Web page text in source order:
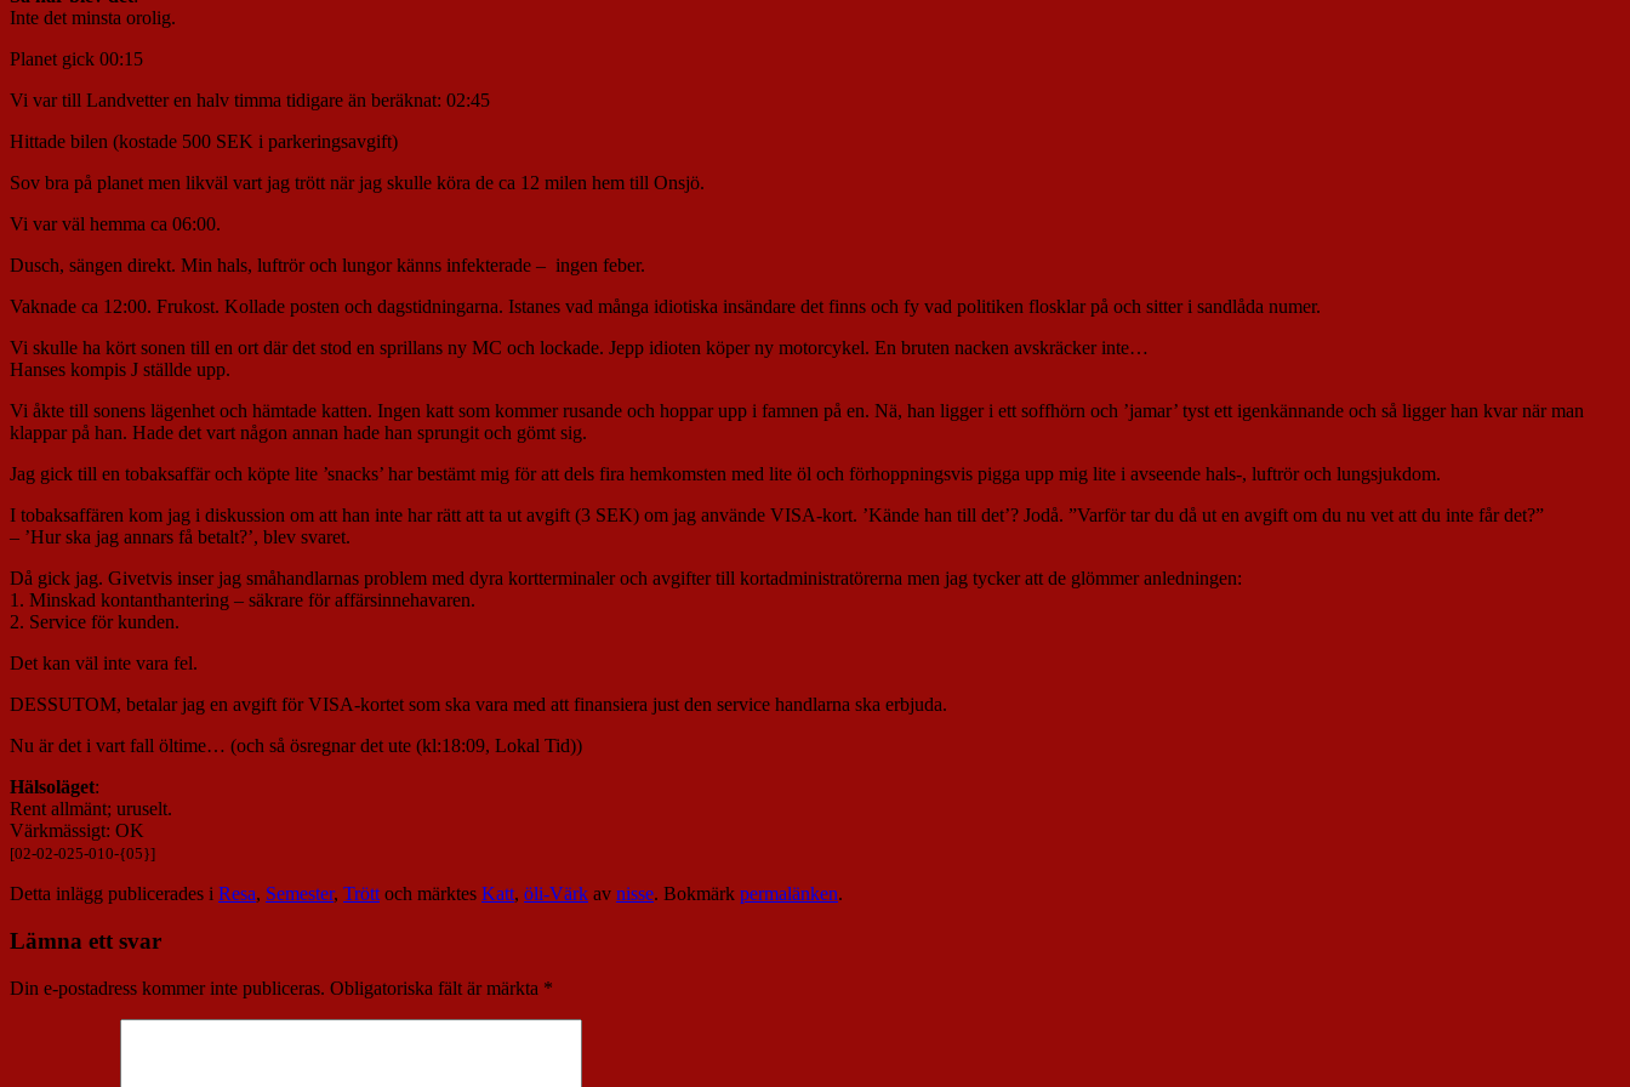
Inte det minsta orolig.
Planet gick 00:15
Vi var till Landvetter en halv timma tidigare än beräknat: 02:45
Hittade bilen (kostade 500 SEK i parkeringsavgift)
Sov bra på planet men likväl vart jag trött när jag skulle köra de ca 12 milen hem till Onsjö.
Vi var väl hemma ca 06:00.
Dusch, sängen direkt. Min hals, luftrör och lungor känns infekterade – ingen feber.
Vaknade ca 12:00. Frukost. Kollade posten och dagstidningarna. Istanes vad många idiotiska insändare det finns och fy vad politiken flosklar på och sitter i sandlåda numer.
Vi skulle ha kört sonen till en ort där det stod en sprillans ny MC och lockade. Jepp idioten köper ny motorcykel. En bruten nacken avskräcker inte…
Hanses kompis J ställde upp.
Vi åkte till sonens lägenhet och hämtade katten. Ingen katt som kommer rusande och hoppar upp i famnen på en. Nä, han ligger i ett soffhörn och ’jamar’ tyst ett igenkännande och så ligger han kvar när man
klappar på han. Hade det vart någon annan hade han sprungit och gömt sig.
Jag gick till en tobaksaffär och köpte lite ’snacks’ har bestämt mig för att dels fira hemkomsten med lite öl och förhoppningsvis pigga upp mig lite i avseende hals-, luftrör och lungsjukdom.
I tobaksaffären kom jag i diskussion om att han inte har rätt att ta ut avgift (3 SEK) om jag använde VISA-kort. ’Kände han till det’? Jodå. ”Varför tar du då ut en avgift om du nu vet att du inte får det?”
– ’Hur ska jag annars få betalt?’, blev svaret.
Då gick jag. Givetvis inser jag småhandlarnas problem med dyra kortterminaler och avgifter till kortadministratörerna men jag tycker att de glömmer anledningen:
1. Minskad kontanthantering – säkrare för affärsinnehavaren.
2. Service för kunden.
Det kan väl inte vara fel.
DESSUTOM, betalar jag en avgift för VISA-kortet som ska vara med att finansiera just den service handlarna ska erbjuda.
Nu är det i vart fall öltime… (och så ösregnar det ute (kl:18:09, Lokal Tid))
Hälsoläget:
Rent allmänt; uruselt.
Värkmässigt: OK
[02-02-025-010-{05}]
Detta inlägg publicerades i Resa, Semester, Tröttoch märktes Katt, öli-Värk av nisse. Bokmärk permalänken.
Lämna ett svar
Din e-postadress kommer inte publiceras. Obligatoriska fält är märkta *